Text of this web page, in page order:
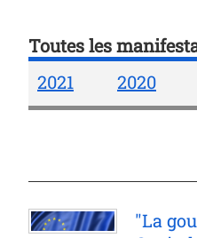
Toutes les
2021
2020
"La